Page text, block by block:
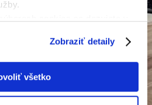
Zobraziť detaily
všetko